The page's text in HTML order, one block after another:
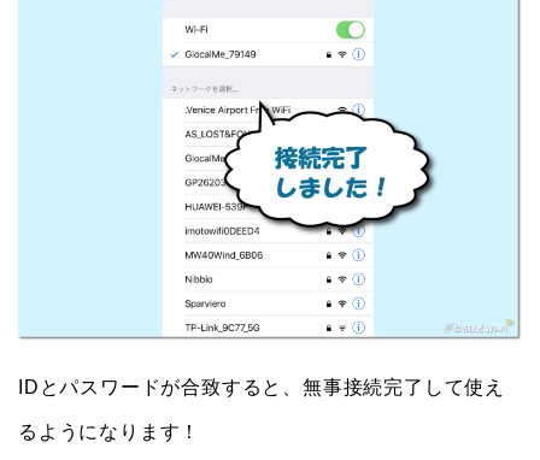
IDとパスワードが合致すると、無事接続完了して使え
るようになります！